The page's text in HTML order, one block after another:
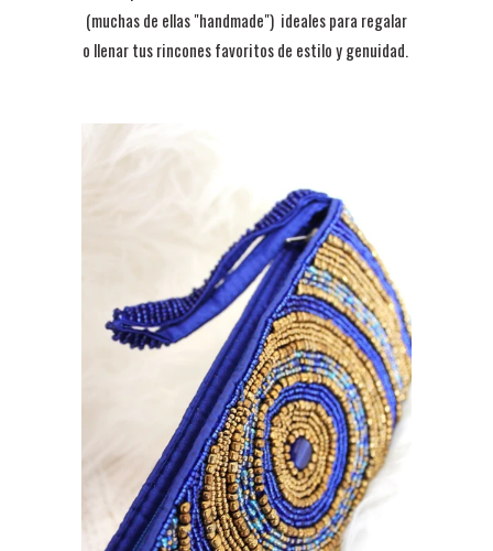
(muchas de ellas "handmade") ideales para regalar
o llenar tus rincones favoritos de estilo y genuidad.